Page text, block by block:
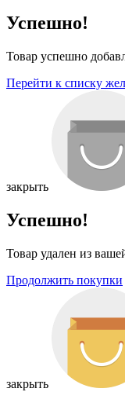
Успешно!
Товар успешно
Перейти к списку
закрыть
Успешно!
Товар удален из
Продолжить покупки
закрыть